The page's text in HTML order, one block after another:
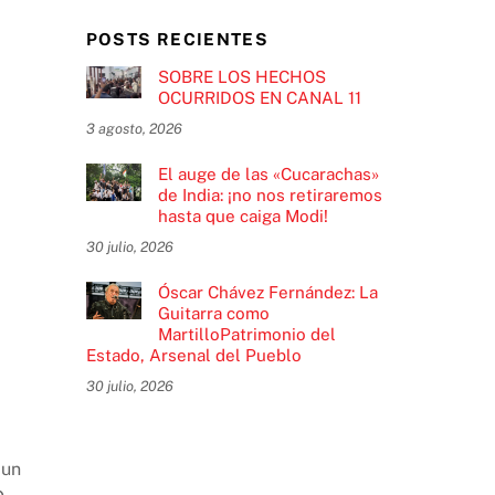
POSTS RECIENTES
SOBRE LOS HECHOS
OCURRIDOS EN CANAL 11
3 agosto, 2026
El auge de las «Cucarachas»
de India: ¡no nos retiraremos
hasta que caiga Modi!
30 julio, 2026
Óscar Chávez Fernández: La
Guitarra como
MartilloPatrimonio del
Estado, Arsenal del Pueblo
30 julio, 2026